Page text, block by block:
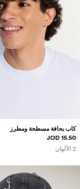
كاب بحافة مسطحة ومطرز
15.50 JOD
2 الألوان
BERSHKA
NEWSLETTER المساعدة